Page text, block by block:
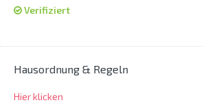
Verifiziert
Hausordnung & Regeln
Hier klicken